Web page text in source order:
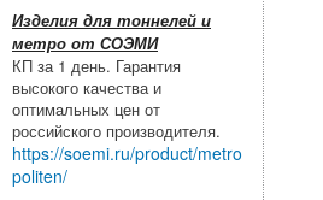
Изделия для тоннелей и
метро от СОЭМИ
КП за 1 день. Гарантия
высокого качества и
оптимальных цен от
российского производителя.
https://soemi.ru/product/metro
politen/